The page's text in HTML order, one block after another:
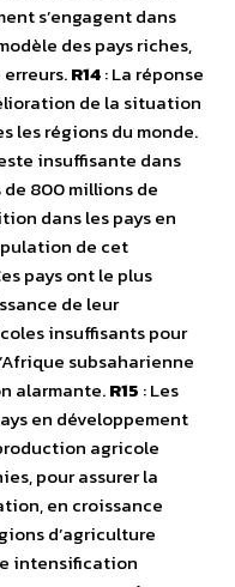
s’engagent dans
des pays riches,
R14: La réponse
de la situation
les régions du monde.
insuffisante dans
800 millions de
dans les pays en
de cet
pays ont le plus
de leur
insuffisants pour
subsaharienne
alarmante.R15 : Les
en développement
agricole
pour assurer la
en croissance
d’agriculture
intensification